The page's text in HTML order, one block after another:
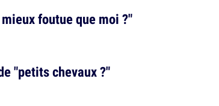
foutue que moi ?"
"petits chevaux ?"